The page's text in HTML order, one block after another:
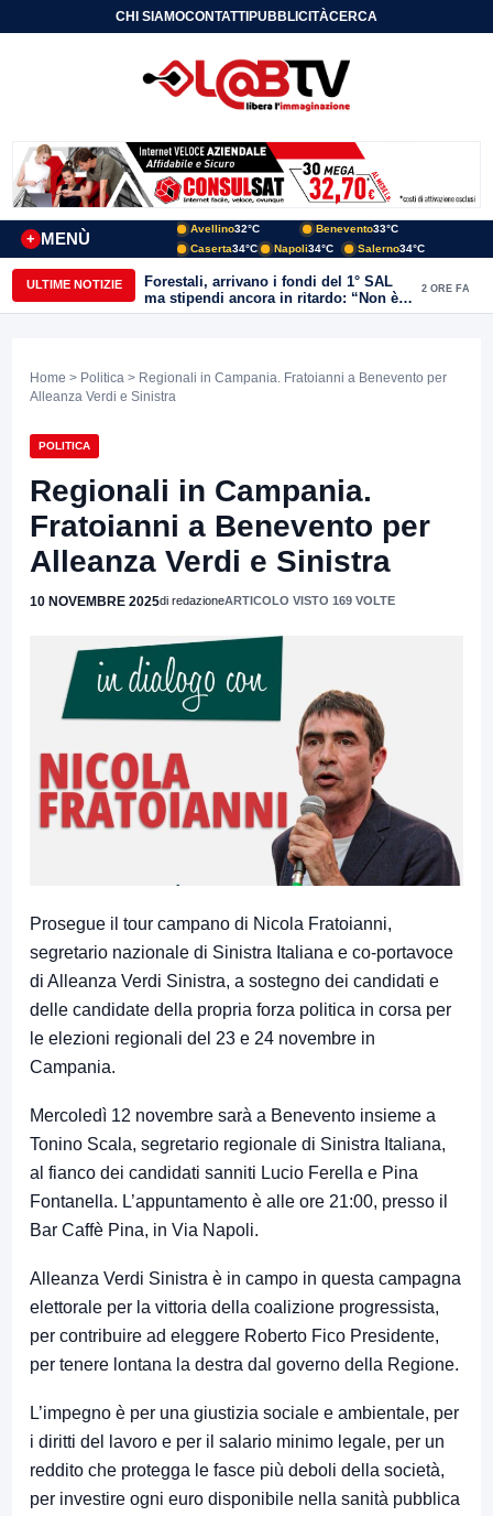
CHI SIAMOCONTATTIPUBBLICITÀCERCA
MENÙ
+
Avellino32°C Benevento33°C
Caserta34°C Napoli34°C Salerno34°C
ULTIME NOTIZIE
Forestali, arrivano i fondi del 1° SAL
ma stipendi ancora in ritardo: “Non è
più sostenibile”
2 ORE FA
Home > Politica > Regionali in Campania. Fratoianni a Benevento per
Alleanza Verdi e Sinistra
POLITICA
Regionali in Campania.
Fratoianni a Benevento per
Alleanza Verdi e Sinistra
10 NOVEMBRE 2025di redazioneARTICOLO VISTO 169 VOLTE
Prosegue il tour campano di Nicola Fratoianni,
segretario nazionale di Sinistra Italiana e co-portavoce
di Alleanza Verdi Sinistra, a sostegno dei candidati e
delle candidate della propria forza politica in corsa per
le elezioni regionali del 23 e 24 novembre in
Campania.
Mercoledì 12 novembre sarà a Benevento insieme a
Tonino Scala, segretario regionale di Sinistra Italiana,
al fianco dei candidati sanniti Lucio Ferella e Pina
Fontanella. L’appuntamento è alle ore 21:00, presso il
Bar Caffè Pina, in Via Napoli.
Alleanza Verdi Sinistra è in campo in questa campagna
elettorale per la vittoria della coalizione progressista,
per contribuire ad eleggere Roberto Fico Presidente,
per tenere lontana la destra dal governo della Regione.
L’impegno è per una giustizia sociale e ambientale, per
i diritti del lavoro e per il salario minimo legale, per un
reddito che protegga le fasce più deboli della società,
per investire ogni euro disponibile nella sanità pubblica